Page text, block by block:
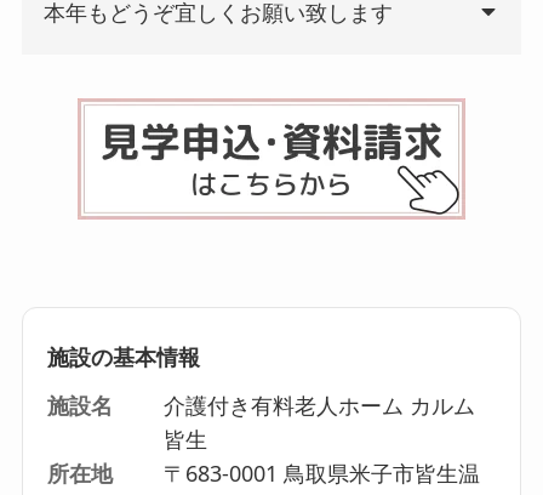
本年もどうぞ宜しくお願い致します
施設の基本情報
施設名
介護付き有料老人ホーム カルム
皆生
所在地
〒683-0001 鳥取県米子市皆生温